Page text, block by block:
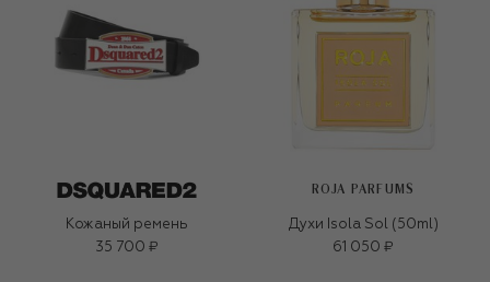
Кожаный ремень
35 700 ₽
ROJA PARFUMS
Духи Isola Sol (50ml)
61 050 ₽